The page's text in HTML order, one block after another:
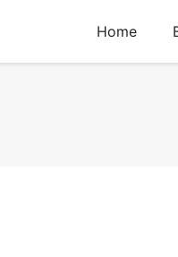
Home